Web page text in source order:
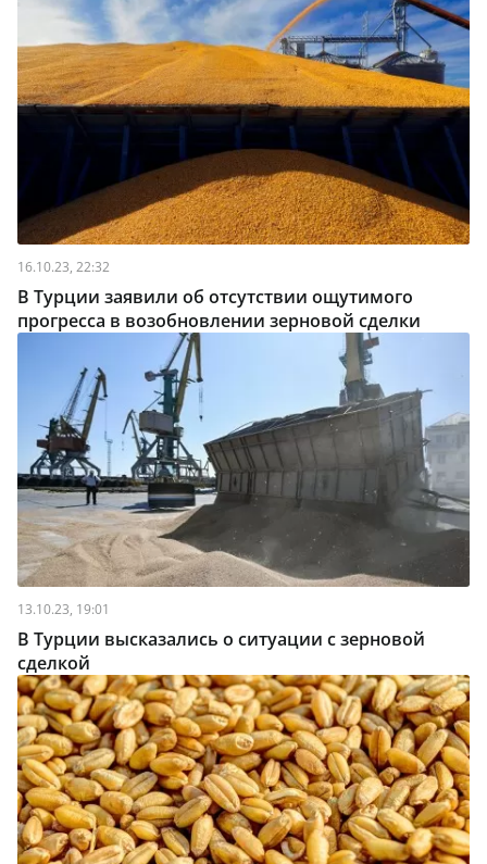
16.10.23, 22:32
В Турции заявили об отсутствии ощутимого
прогресса в возобновлении зерновой сделки
13.10.23, 19:01
В Турции высказались о ситуации с зерновой
сделкой